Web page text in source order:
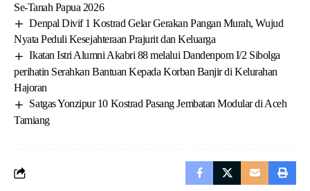
Se-Tanah Papua 2026
Denpal Divif 1 Kostrad Gelar Gerakan Pangan Murah, Wujud
Nyata Peduli Kesejahteraan Prajurit dan Keluarga
Ikatan Istri Alumni Akabri 88 melalui Dandenpom I/2 Sibolga
perihatin Serahkan Bantuan Kepada Korban Banjir di Kelurahan
Hajoran
Satgas Yonzipur 10 Kostrad Pasang Jembatan Modular di Aceh
Tamiang